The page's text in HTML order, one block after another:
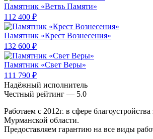
Памятник «Ветвь Памяти»
112 400 ₽
Памятник «Крест Вознесения»
132 600 ₽
Памятник «Свет Веры»
111 790 ₽
Надёжный исполнитель
Чеcтный рейтинг — 5.0
Работаем с 2012г. в сфере
Мурманской области.
Предоставляем гарантию на все виды